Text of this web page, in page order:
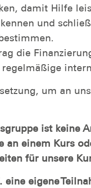
damit Hilfe
und
die
um an
ist keine
an einem Kurs
für unsere
eigene